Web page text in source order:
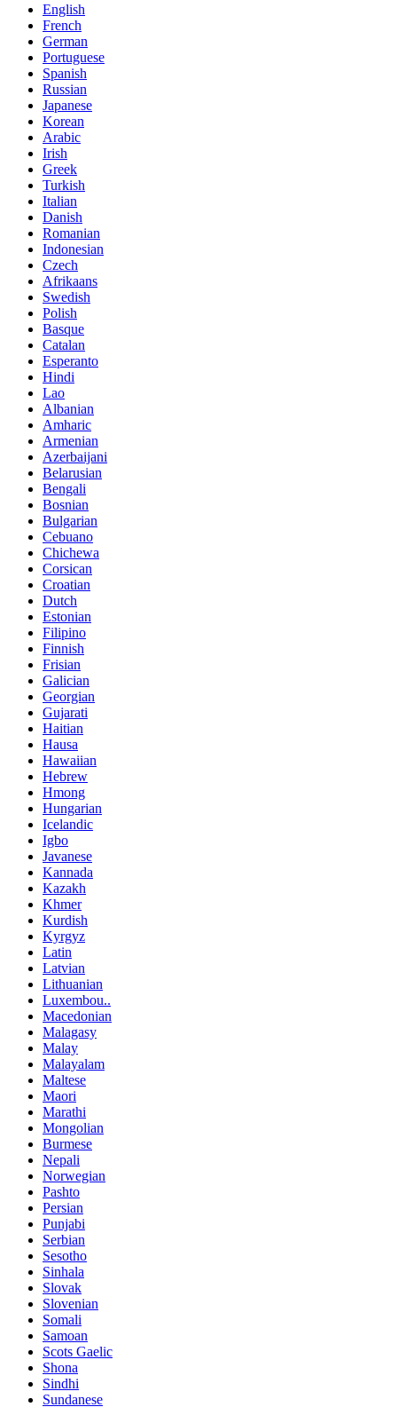
English
French
German
Portuguese
Spanish
Russian
Japanese
Korean
Arabic
Irish
Greek
Turkish
Italian
Danish
Romanian
Indonesian
Czech
Afrikaans
Swedish
Polish
Basque
Catalan
Esperanto
Hindi
Lao
Albanian
Amharic
Armenian
Azerbaijani
Belarusian
Bengali
Bosnian
Bulgarian
Cebuano
Chichewa
Corsican
Croatian
Dutch
Estonian
Filipino
Finnish
Frisian
Galician
Georgian
Gujarati
Haitian
Hausa
Hawaiian
Hebrew
Hmong
Hungarian
Icelandic
Igbo
Javanese
Kannada
Kazakh
Khmer
Kurdish
Kyrgyz
Latin
Latvian
Lithuanian
Luxembou..
Macedonian
Malagasy
Malay
Malayalam
Maltese
Maori
Marathi
Mongolian
Burmese
Nepali
Norwegian
Pashto
Persian
Punjabi
Serbian
Sesotho
Sinhala
Slovak
Slovenian
Somali
Samoan
Scots Gaelic
Shona
Sindhi
Sundanese